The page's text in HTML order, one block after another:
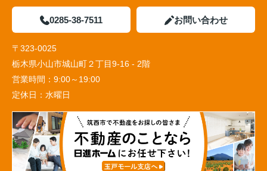
0285-38-7511 お問い合わせ
〒323-0025
栃木県小山市城山町２丁目9-16 - 2階
営業時間： 9:00～19:00
定休日： 水曜日